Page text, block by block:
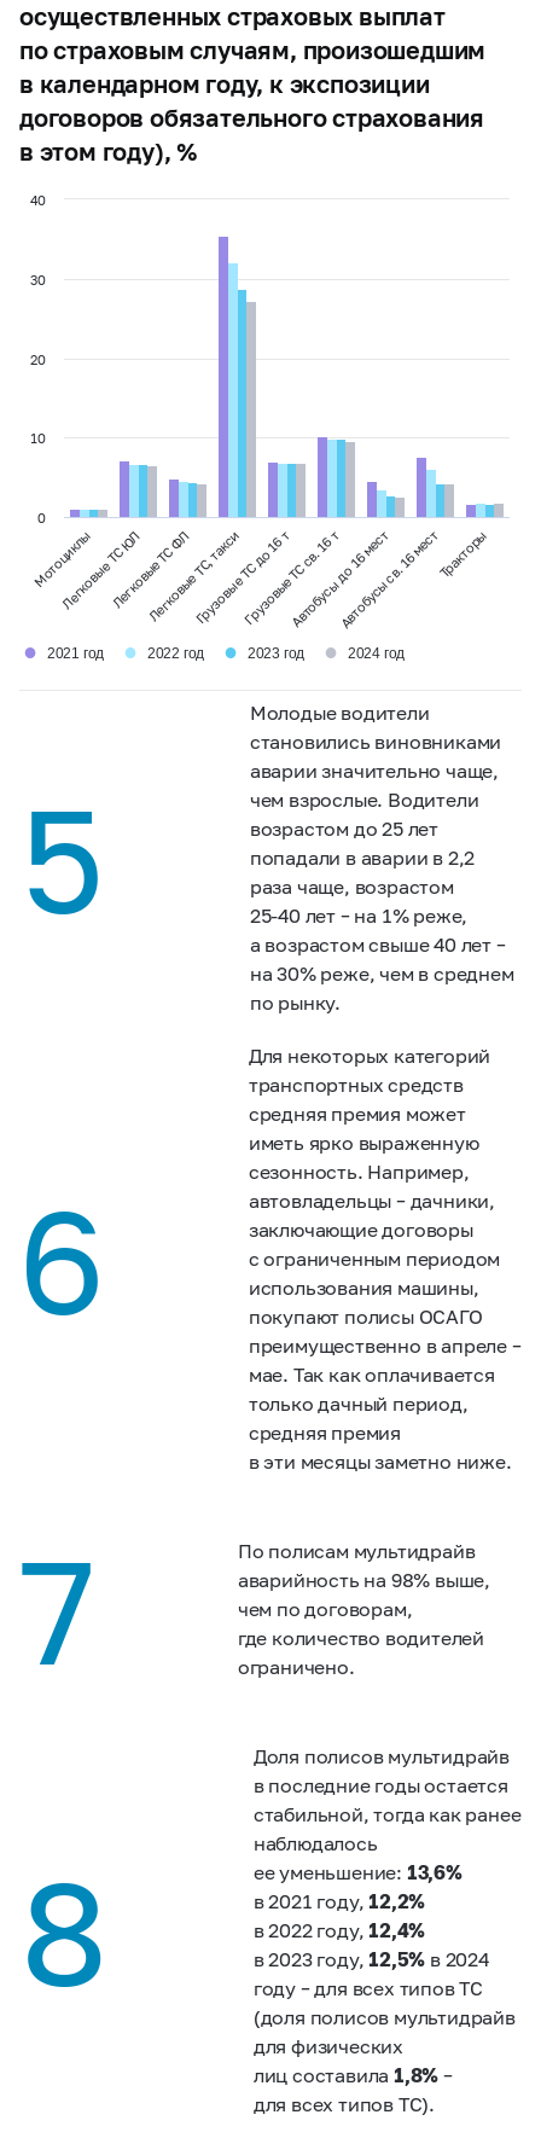
осуществленных страховых выплат
по страховым случаям, произошедшим
в календарном году, к экспозиции
договоров обязательного страхования
в этом году), %
Мотоциклы
Легковые ТС ЮЛЛегковые ТС ФЛ
Легковые ТС, таксиГрузовые ТС до 16 тГрузовые ТС св. 16 т
Автобусы до 16 мест
Автобусы св. 16 местТракторы
0
10
20
30
40
● 2021 год ● 2022 год ● 2023 год ● 2024 год
5
Молодые водители
становились виновниками
аварии значительно чаще,
чем взрослые. Водители
возрастом до 25 лет
попадали в аварии в 2,2
раза чаще, возрастом
25-40 лет –на 1% реже,
а возрастом свыше 40 лет –
на 30% реже, чем в среднем
по рынку.
6
Для некоторых категорий
транспортных средств
средняя премия может
иметь ярко выраженную
сезонность. Например,
автовладельцы – дачники,
заключающие договоры
с ограниченным периодом
использования машины,
покупают полисы ОСАГО
преимущественно в апреле –
мае. Так как оплачивается
только дачный период,
средняя премия
в эти месяцы заметно ниже.
7
По полисам мультидрайв
аварийность на 98% выше,
чем по договорам,
где количество водителей
ограничено.
8
Доля полисов мультидрайв
в последние годы остается
стабильной, тогда как ранее
наблюдалось
ее уменьшение: 13,6%
в 2021 году, 12,2%
в 2022 году, 12,4%
в 2023 году, 12,5% в 2024
году – для всех типов ТС
(доля полисов мультидрайв
для физических
лиц составила 1,8% –
для всех типов ТС).